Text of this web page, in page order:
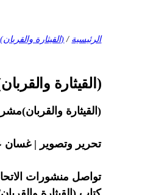
الرئيسية / (القيثارة
(القيثارة
(القيثارة
تحرير وتصوير | غسان
تواصل منشورات